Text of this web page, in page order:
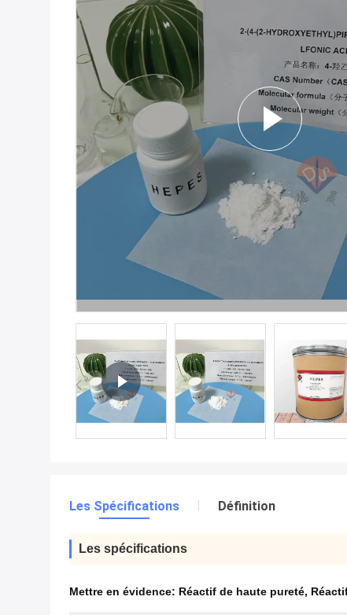
Les Spécifications Définition
Les spécifications
Mettre en évidence: Réactif de haute pureté,